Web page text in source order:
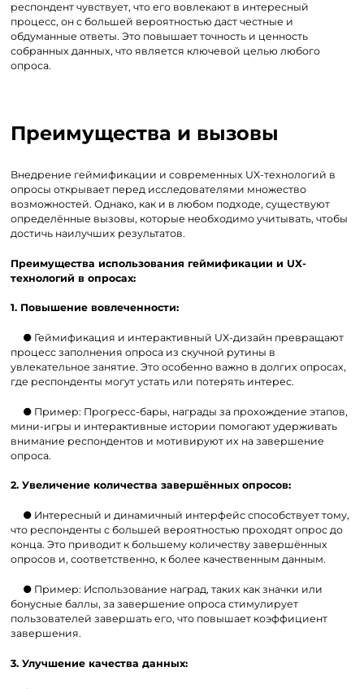
респондент чувствует, что его вовлекают в интересный
процесс, он с большей вероятностью даст честные и
обдуманные ответы. Это повышает точность и ценность
собранных данных, что является ключевой целью любого
опроса.
Преимущества и вызовы
Внедрение геймификации и современных UX-технологий в
опросы открывает перед исследователями множество
возможностей. Однако, как и в любом подходе, существуют
определённые вызовы, которые необходимо учитывать, чтобы
достичь наилучших результатов.
Преимущества использования геймификации и UX-
технологий в опросах:
1. Повышение вовлеченности:
● Геймификация и интерактивный UX-дизайн превращают
процесс заполнения опроса из скучной рутины в
увлекательное занятие. Это особенно важно в долгих опросах,
где респонденты могут устать или потерять интерес.
● Пример: Прогресс-бары, награды за прохождение этапов,
мини-игры и интерактивные истории помогают удерживать
внимание респондентов и мотивируют их на завершение
опроса.
2. Увеличение количества завершённых опросов:
● Интересный и динамичный интерфейс способствует тому,
что респонденты с большей вероятностью проходят опрос до
конца. Это приводит к большему количеству завершённых
опросов и, соответственно, к более качественным данным.
● Пример: Использование наград, таких как значки или
бонусные баллы, за завершение опроса стимулирует
пользователей завершать его, что повышает коэффициент
завершения.
3. Улучшение качества данных: